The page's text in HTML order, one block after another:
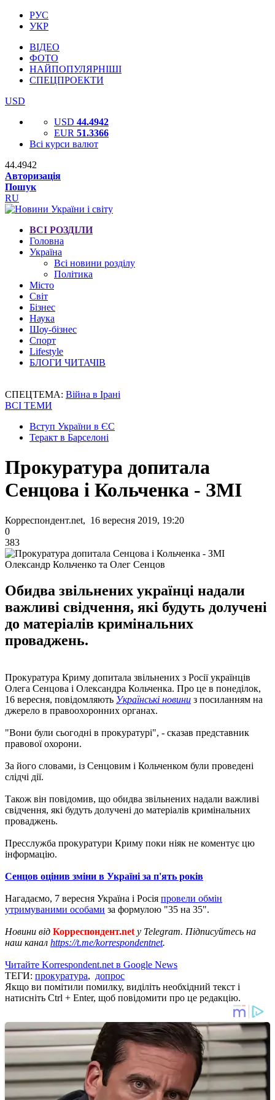
РУС
УКР
ВІДЕО
ФОТО
НАЙПОПУЛЯРНІШІ
СПЕЦПРОЕКТИ
USD
USD 44.4942
EUR 51.3366
Всі курси валют
44.4942
Авторизація
Пошук
RU
ВСІ РОЗДІЛИ
Головна
Україна
Всі новини розділу
Політика
Місто
Світ
Бізнес
Наука
Шоу-бізнес
Спорт
Lifestyle
БЛОГИ ЧИТАЧІВ
СПЕЦТЕМА: Війна в Ірані
ВСІ ТЕМИ
Вступ України в ЄС
Теракт в Барселоні
Прокуратура допитала
Сенцова і Кольченка - ЗМІ
Корреспондент.net, 16 вересня 2019, 19:20
0
383
Олександр Кольченко та Олег Сенцов
Обидва звільнених українці надали
важливі свідчення, які будуть долучені
до матеріалів кримінальних
проваджень.
Прокуратура Криму допитала звільнених з Росії українців
Олега Сенцова і Олександра Кольченка. Про це в понеділок,
16 вересня, повідомляють Українські новини з посиланням на
джерело в правоохоронних органах.
"Вони були сьогодні в прокуратурі", - сказав представник
правової охорони.
За його словами, із Сенцовим і Кольченком були проведені
слідчі дії.
Також він повідомив, що обидва звільнених надали важливі
свідчення, які будуть долучені до матеріалів кримінальних
проваджень.
Пресслужба прокуратури Криму поки ніяк не коментує цю
інформацію.
Сенцов оцінив зміни в Україні за п'ять років
Нагадаємо, 7 вересня Україна і Росія провели обмін
утримуваними особами за формулою "35 на 35".
Новини від Корреспондент.net у Telegram. Підписуйтесь на
наш канал https://t.me/korrespondentnet.
Читайте Korrespondent.net в Google News
ТЕГИ: прокуратура, допрос
Якщо ви помітили помилку, виділіть необхідний текст і
натисніть Ctrl + Enter, щоб повідомити про це редакцію.